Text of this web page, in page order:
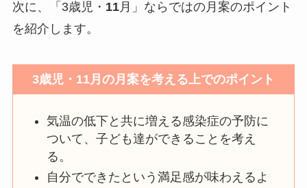
次に、「3歳児・ 11月」ならではの月案のポイント
を紹介します。
3歳児・11月の月案を考える上でのポイント
気温の低下と共に増える感染症の予防に
ついて、子ども達ができることを考え
る。
自分でできたという満足感が味わえるよ